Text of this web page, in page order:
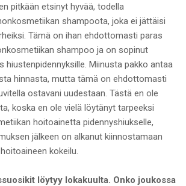
pitkään etsinyt hyvää, todella
shampoota, joka ei jättäisi
Tämä on ihan ehdottomasti paras
shampoo ja on sopinut
hiustenpidennyksille. Miinusta pakko antaa
hinnasta, mutta tämä on ehdottomasti
ostavani uudestaan. Tästä en ole
koska en ole vielä löytänyt tarpeeksi
hoitoainetta pidennyshiukselle,
jälkeen on alkanut kiinnostamaan
kokeilu.
löytyy lokakuulta. Onko joukossa